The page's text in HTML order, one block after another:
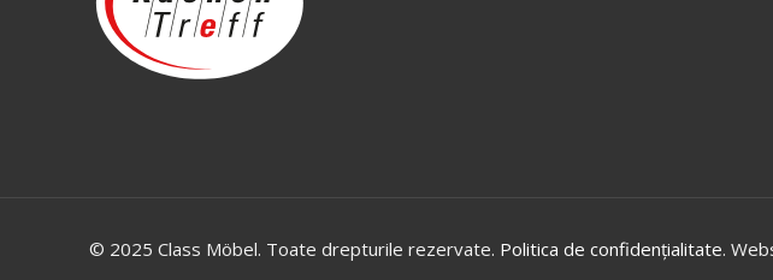
© 2025 Class Möbel. Toate drepturile rezervate. Politica de confidențialitate.